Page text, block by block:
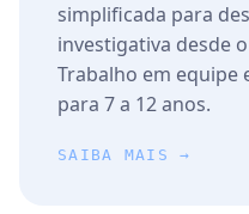
simplificada para
investigativa desde
Trabalho em equipe
para 7 a 12 anos.
SAIBA MAIS →